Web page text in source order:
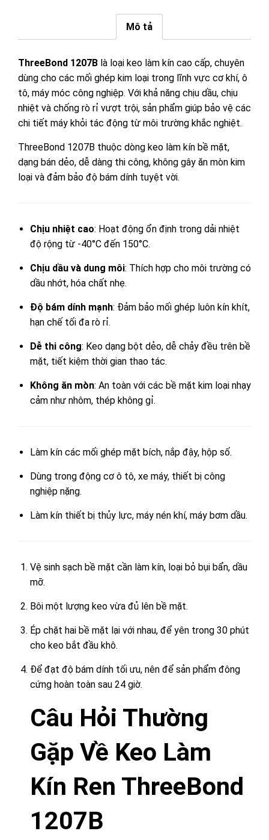
Mô tả
ThreeBond 1207B là loại keo làm kín cao cấp, chuyên
dùng cho các mối ghép kim loại trong lĩnh vực cơ khí, ô
tô, máy móc công nghiệp. Với khả năng chịu dầu, chịu
nhiệt và chống rò rỉ vượt trội, sản phẩm giúp bảo vệ các
chi tiết máy khỏi tác động từ môi trường khắc nghiệt.
ThreeBond 1207B thuộc dòng keo làm kín bề mặt,
dạng bán dẻo, dễ dàng thi công, không gây ăn mòn kim
loại và đảm bảo độ bám dính tuyệt vời.
Chịu nhiệt cao: Hoạt động ổn định trong dải nhiệt
độ rộng từ -40°C đến 150°C.
Chịu dầu và dung môi: Thích hợp cho môi trường có
dầu nhớt, hóa chất nhẹ.
Độ bám dính mạnh: Đảm bảo mối ghép luôn kín khít,
hạn chế tối đa rò rỉ.
Dễ thi công: Keo dạng bột dẻo, dễ chảy đều trên bề
mặt, tiết kiệm thời gian thao tác.
Không ăn mòn: An toàn với các bề mặt kim loại nhạy
cảm như nhôm, thép không gỉ.
Làm kín các mối ghép mặt bích, nắp đậy, hộp số.
Dùng trong động cơ ô tô, xe máy, thiết bị công
nghiệp nặng.
Làm kín thiết bị thủy lực, máy nén khí, máy bơm dầu.
Vệ sinh sạch bề mặt cần làm kín, loại bỏ bụi bẩn, dầu
mỡ.
Bôi một lượng keo vừa đủ lên bề mặt.
Ép chặt hai bề mặt lại với nhau, để yên trong 30 phút
cho keo bắt đầu khô.
Để đạt độ bám dính tối ưu, nên để sản phẩm đông
cứng hoàn toàn sau 24 giờ.
Câu Hỏi Thường
Gặp Về Keo Làm
Kín Ren ThreeBond
1207B